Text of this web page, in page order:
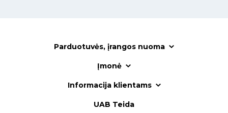
Parduotuvės, įrangos nuoma
Įmonė
Informacija klientams
UAB Teida